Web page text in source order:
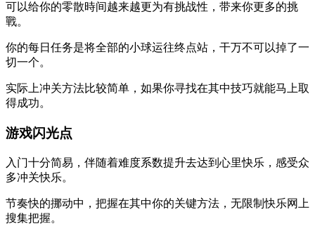
可以给你的零散時间越来越更为有挑战性，带来你更多的挑
戰。
你的每日任务是将全部的小球运往终点站，干万不可以掉了一
切一个。
实际上冲关方法比较简单，如果你寻找在其中技巧就能马上取
得成功。
游戏闪光点
入门十分简易，伴随着难度系数提升去达到心里快乐，感受众
多冲关快乐。
节奏快的挪动中，把握在其中你的关键方法，无限制快乐网上
搜集把握。